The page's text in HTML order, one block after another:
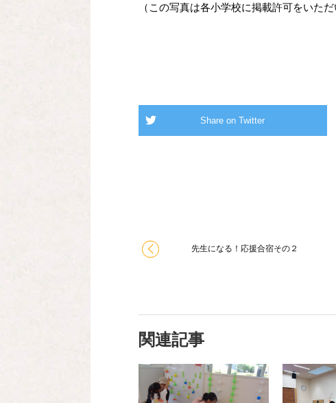
（この写真は各小学校に掲載許可をいた
関連記事
先生になる！応援合宿その２